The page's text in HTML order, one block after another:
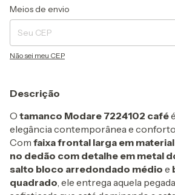
Entregas para o CEP:
Meios de envio
Não sei meu CEP
Descrição
O tamanco Modare 7224102 café
elegância contemporânea e
Com faixa frontal larga em
no dedão com detalhe em metal
salto bloco arredondado médio e
quadrado, ele entrega aquela